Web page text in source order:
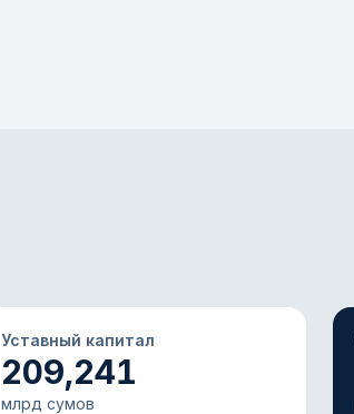
Уставный капитал
209,241
млрд сумов